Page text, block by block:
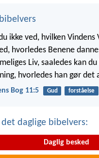
ikke ved, hvilken Vindens
hvorledes Benene
Liv, saaledes kan
hvorledes han gør det
Bog 11:5 Gud forståelse
daglige bibelvers:
Daglig besked